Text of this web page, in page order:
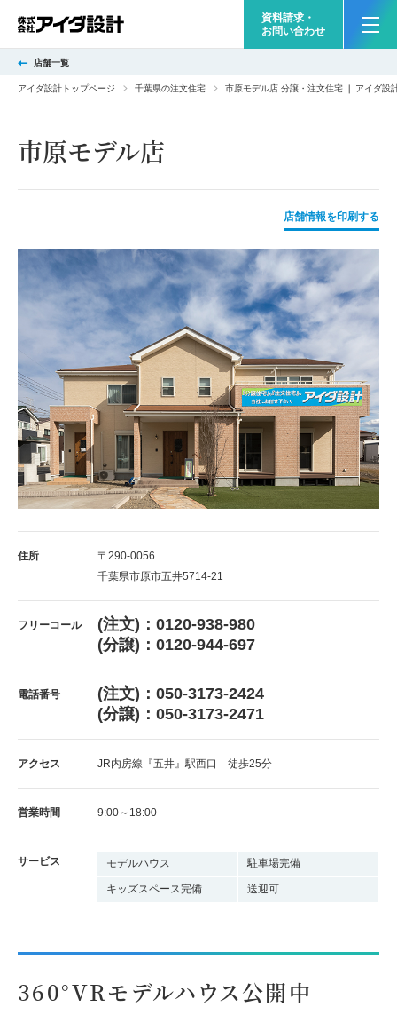
資料請求・
お問い合わせ
店舗一覧
アイダ設計トップページ 千葉県の注文住宅 市原モデル店 分譲・注文住宅 ❘ アイダ設
市原モデル店
店舗情報を印刷する
住所
〒290-0056
千葉県市原市五井5714-21
フリーコール
(注文)：0120-938-980
(分譲)：0120-944-697
電話番号
(注文)：050-3173-2424
(分譲)：050-3173-2471
アクセス JR内房線『五井』駅西口 徒歩25分
営業時間 9:00～18:00
サービス モデルハウス 駐車場完備
キッズスペース完備 送迎可
360°VRモデルハウス公開中